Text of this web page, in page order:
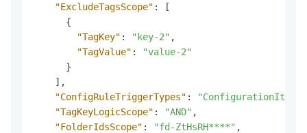
"ExcludeTagsScope" :
[
{
"TagKey" : "key-2" ,
"TagValue" :
"value-2"
}
] ,
"ConfigRuleTriggerTypes" :
"TagKeyLogicScope" : "AND" ,
"FolderIdsScope" : "fd-ZtHsRH****" ,